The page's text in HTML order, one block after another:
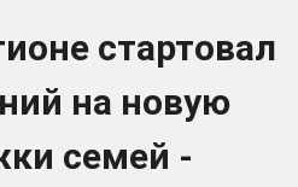
стартовал
на новую
семей -